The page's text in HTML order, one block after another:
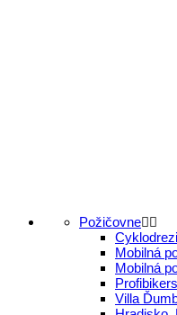
Požičovne
Mobilná
Mobilná
Villa